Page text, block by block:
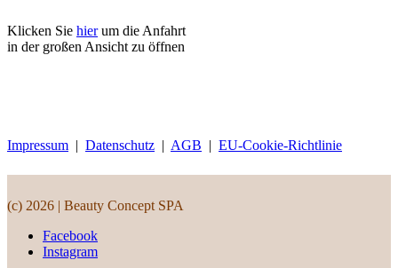
Klicken Sie hierum die Anfahrt
in der großen Ansicht zu öffnen
Impressum | Datenschutz | AGB | EU-Cookie-Richtlinie
(c) 2026 | Beauty Concept SPA
Facebook
Instagram